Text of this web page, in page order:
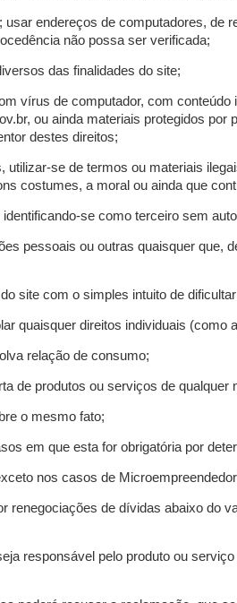
endereços de computadores, de
não possa ser verificada;
das finalidades do site;
vírus de computador, com
ou ainda materiais protegidos
destes direitos;
utilizar-se de termos ou materiais
costumes, a moral ou ainda que
se como terceiro sem
pessoais ou outras quaisquer que,
site com o simples intuito de
quaisquer direitos individuais (como
relação de consumo;
de produtos ou serviços de qualquer
o mesmo fato;
em que esta for obrigatória por
nos casos de
renegociações de dívidas abaixo do
responsável pelo produto ou